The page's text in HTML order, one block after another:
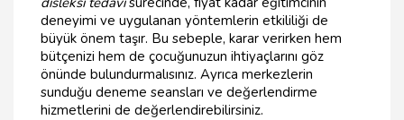
deneyimi ve uygulanan yöntemlerin etkililiği de
büyük önem taşır. Bu sebeple, karar verirken hem
bütçenizi hem de çocuğunuzun ihtiyaçlarını göz
önünde bulundurmalısınız. Ayrıca merkezlerin
sunduğu deneme seansları ve değerlendirme
hizmetlerini de değerlendirebilirsiniz.